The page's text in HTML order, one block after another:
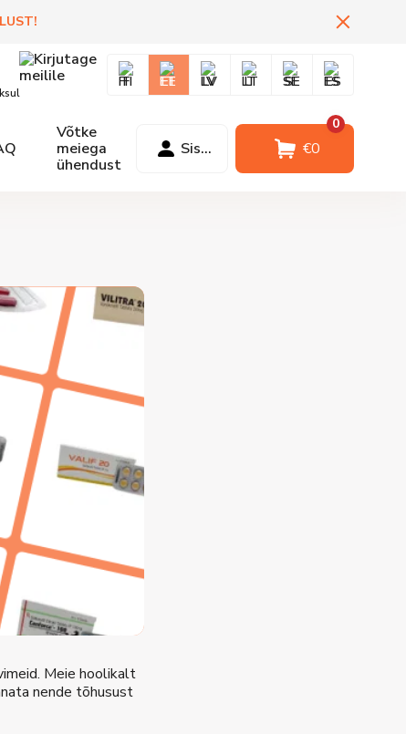
!
FI EE LV LT SE ES
Võtke
meiega
ühendust
Sisselogimine €0
0
Meie hoolikalt
nende tõhusust